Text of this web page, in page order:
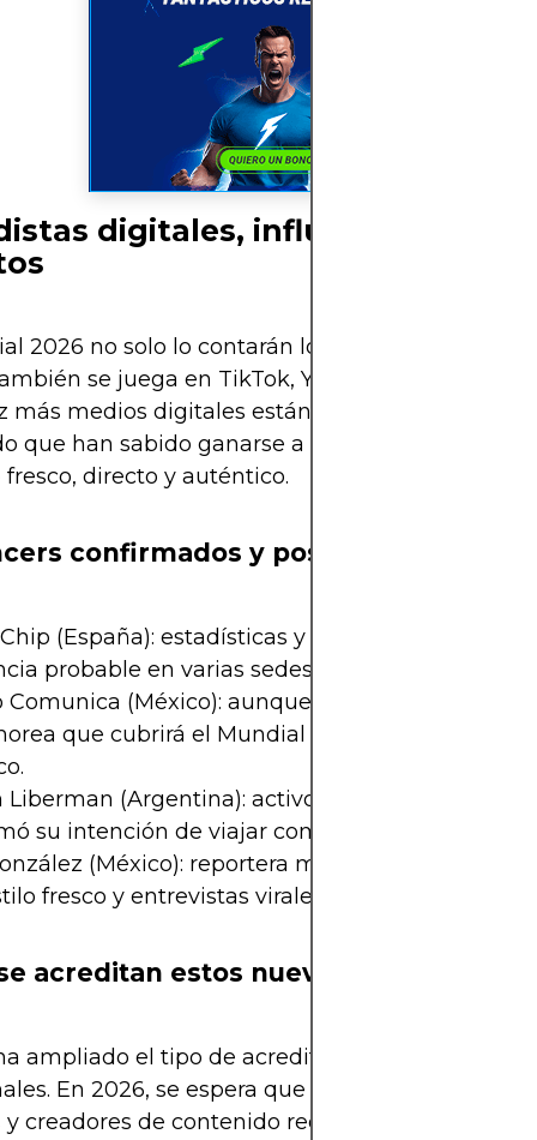
digitales, influencers y
2026 no solo lo contarán los clásicos de la TV.
se juega en TikTok, YouTube, Twitch e
más medios digitales están acreditando a
que han sabido ganarse a millones de
directo y auténtico.
confirmados y posibles enviados
(España): estadísticas y datos en tiempo
probable en varias sedes.
Comunica (México): aunque no es periodista
que cubrirá el Mundial desde la
Liberman (Argentina): activo en plataformas
su intención de viajar como analista
(México): reportera muy activa en TikTok
fresco y entrevistas virales.
acreditan estos nuevos perfiles?
ampliado el tipo de acreditación para medios
En 2026, se espera que más de 3,000
creadores de contenido reciban acceso a